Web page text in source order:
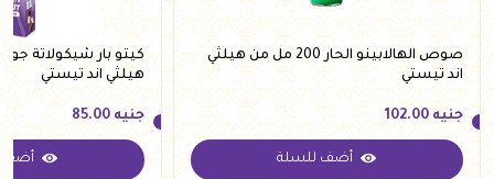
صوص الهالابينو الحار 200 مل من هيلثي
اند تيستي
جنيه
جنيه 102.00
أضف للسلة
هيلثي اند تيستي
جنيه
جنيه 85.00
أضف